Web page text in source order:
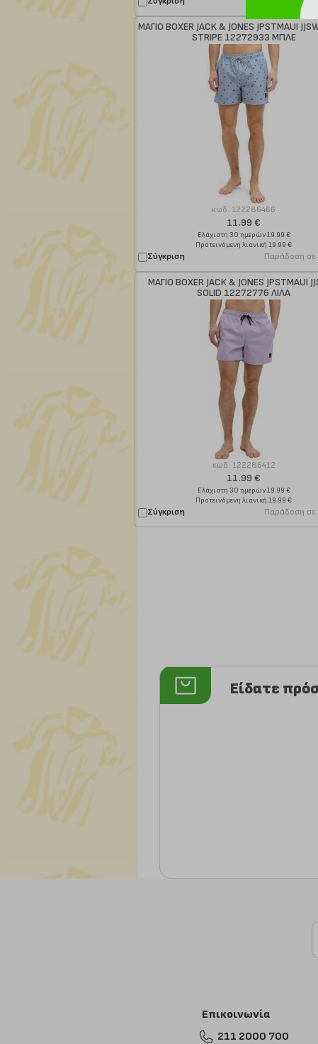
ΜΑΓΙΟ BOXER JACK & JONES JPSTMAUI
STRIPE 12272933 ΜΠΛΕ
κωδ. 122286466
11.99 €
Ελάχιστη 30 ημερών 19.99 €
Προτεινόμενη λιανική 19.99 €
Σύγκριση Παράδοση σε
ΜΑΓΙΟ BOXER JACK & JONES JPSTMAUI
SOLID 12272776 ΛΙΛΑ
κωδ. 122286412
11.99 €
Ελάχιστη 30 ημερών 19.99 €
Προτεινόμενη λιανική 19.99 €
Σύγκριση Παράδοση σε
Είδατε
Επικοινωνία
211 2000 700